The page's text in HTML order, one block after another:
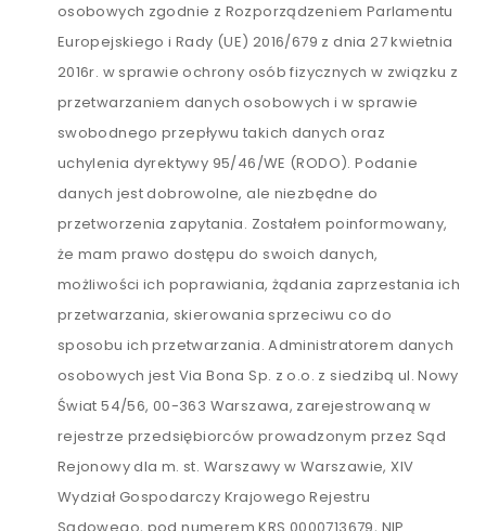
osobowych zgodnie z Rozporządzeniem Parlamentu
Europejskiego i Rady (UE) 2016/679 z dnia 27 kwietnia
2016r. w sprawie ochrony osób fizycznych w związku z
przetwarzaniem danych osobowych i w sprawie
swobodnego przepływu takich danych oraz
uchylenia dyrektywy 95/46/WE (RODO). Podanie
danych jest dobrowolne, ale niezbędne do
przetworzenia zapytania. Zostałem poinformowany,
że mam prawo dostępu do swoich danych,
możliwości ich poprawiania, żądania zaprzestania ich
przetwarzania, skierowania sprzeciwu co do
sposobu ich przetwarzania. Administratorem danych
osobowych jest Via Bona Sp. z o.o. z siedzibą ul. Nowy
Świat 54/56, 00-363 Warszawa, zarejestrowaną w
rejestrze przedsiębiorców prowadzonym przez Sąd
Rejonowy dla m. st. Warszawy w Warszawie, XIV
Wydział Gospodarczy Krajowego Rejestru